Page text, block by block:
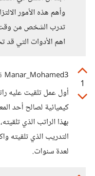
وأهم هذه الأمور
تدرب الشخص من وقت
اهم الأدوات التي
1
Manar_Mohamed3
أول عمل تلقيت عليه
كيميائية لصالح أحد
بهذا الراتب الذي
التدريب الذي تلقيته
لعدة سنوات.